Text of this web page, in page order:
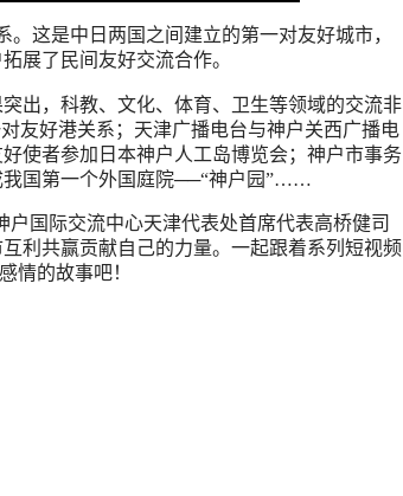
这是中日两国之间建立的第一对友好城市，
展了民间友好交流合作。
，科教、文化、体育、卫生等领域的交流非
友好港关系；天津广播电台与神户关西广播电
使者参加日本神户人工岛博览会；神户市事务
我国第一个外国庭院──“神户园”……
国际交流中心天津代表处首席代表高桥健司
利共赢贡献自己的力量。一起跟着系列短视频
情的故事吧！